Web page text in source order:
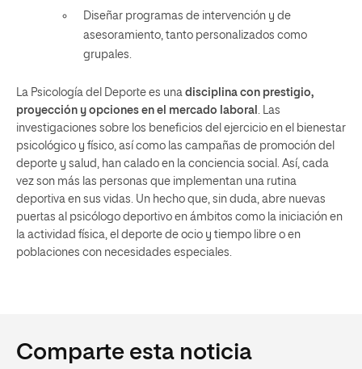
Diseñar programas de intervención y de
asesoramiento, tanto personalizados como
grupales.
La Psicología del Deporte es una disciplina con prestigio,
proyección y opciones en el mercado laboral
. Las
investigaciones sobre los beneficios del ejercicio en el bienestar
psicológico y físico, así como las campañas de promoción del
deporte y salud, han calado en la conciencia social. Así, cada
vez son más las personas que implementan una rutina
deportiva en sus vidas. Un hecho que, sin duda, abre nuevas
puertas al psicólogo deportivo en ámbitos como la iniciación en
la actividad física, el deporte de ocio y tiempo libre o en
poblaciones con necesidades especiales.
Comparte esta noticia